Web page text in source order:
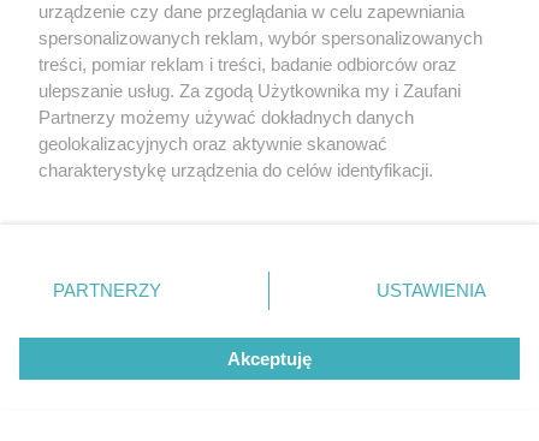
Żaden utwór zamieszczony w serwisie nie może być powielany i
rozpowszechniany lub dalej rozpowszechniany w jakikolwiek sposób (w
tym także elektroniczny lub mechaniczny) na jakimkolwiek polu
eksploatacji w jakiejkolwiek formie, włącznie z umieszczaniem w
Internecie bez pisemnej zgody właściciela praw. Jakiekolwiek użycie lub
urządzenie czy dane przeglądania w celu zapewniania
spersonalizowanych reklam, wybór spersonalizowanych
treści, pomiar reklam i treści, badanie odbiorców oraz
ulepszanie usług. Za zgodą Użytkownika my i Zaufani
Partnerzy możemy używać dokładnych danych
geolokalizacyjnych oraz aktywnie skanować
charakterystykę urządzenia do celów identyfikacji.
zmienić/wycofać klikając przycisk ustawień prywatności
znajdujący się w lewym dolnym rogu strony
rodzaje przetwarzania danych nie wymagają zgody
użytkownika, ale masz prawo sprzeciwić się takiemu
przetwarzaniu. Preferencje będą miały zastosowanie tylko
PARTNERZY USTAWIENIA
Akceptuję